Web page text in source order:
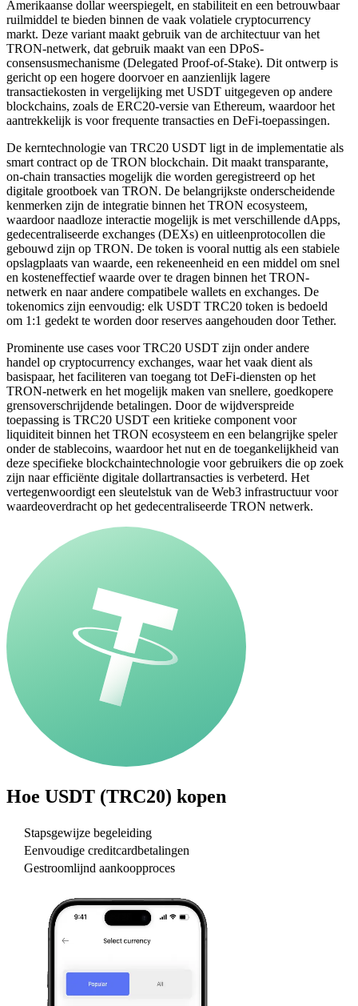
Amerikaanse dollar weerspiegelt, en stabiliteit en een betrouwbaar
ruilmiddel te bieden binnen de vaak volatiele cryptocurrency
markt. Deze variant maakt gebruik van de architectuur van het
TRON-netwerk, dat gebruik maakt van een DPoS-
consensusmechanisme (Delegated Proof-of-Stake). Dit ontwerp is
gericht op een hogere doorvoer en aanzienlijk lagere
transactiekosten in vergelijking met USDT uitgegeven op andere
blockchains, zoals de ERC20-versie van Ethereum, waardoor het
aantrekkelijk is voor frequente transacties en DeFi-toepassingen.
De kerntechnologie van TRC20 USDT ligt in de implementatie als
smart contract op de TRON blockchain. Dit maakt transparante,
on-chain transacties mogelijk die worden geregistreerd op het
digitale grootboek van TRON. De belangrijkste onderscheidende
kenmerken zijn de integratie binnen het TRON ecosysteem,
waardoor naadloze interactie mogelijk is met verschillende dApps,
gedecentraliseerde exchanges (DEXs) en uitleenprotocollen die
gebouwd zijn op TRON. De token is vooral nuttig als een stabiele
opslagplaats van waarde, een rekeneenheid en een middel om snel
en kosteneffectief waarde over te dragen binnen het TRON-
netwerk en naar andere compatibele wallets en exchanges. De
tokenomics zijn eenvoudig: elk USDT TRC20 token is bedoeld
om 1:1 gedekt te worden door reserves aangehouden door Tether.
Prominente use cases voor TRC20 USDT zijn onder andere
handel op cryptocurrency exchanges, waar het vaak dient als
basispaar, het faciliteren van toegang tot DeFi-diensten op het
TRON-netwerk en het mogelijk maken van snellere, goedkopere
grensoverschrijdende betalingen. Door de wijdverspreide
toepassing is TRC20 USDT een kritieke component voor
liquiditeit binnen het TRON ecosysteem en een belangrijke speler
onder de stablecoins, waardoor het nut en de toegankelijkheid van
deze specifieke blockchaintechnologie voor gebruikers die op zoek
zijn naar efficiënte digitale dollartransacties is verbeterd. Het
vertegenwoordigt een sleutelstuk van de Web3 infrastructuur voor
waardeoverdracht op het gedecentraliseerde TRON netwerk.
Hoe USDT (TRC20) kopen
Stapsgewijze begeleiding
Eenvoudige creditcardbetalingen
Gestroomlijnd aankoopproces